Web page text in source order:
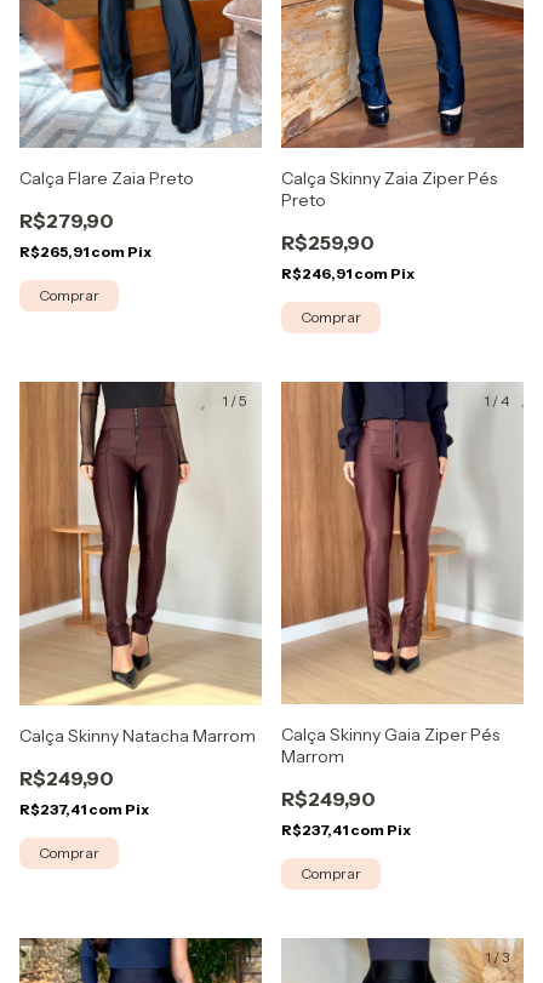
Calça Flare Zaia Preto
R$279,90
R$265,91 com Pix
Comprar
Calça Skinny Zaia Ziper Pés
Preto
R$259,90
R$246,91 com Pix
Comprar
1 /5
Calça Skinny Natacha Marrom
R$249,90
R$237,41 com Pix
Comprar
1 /4
Calça Skinny Gaia Ziper Pés
Marrom
R$249,90
R$237,41 com Pix
Comprar
1/4 1/3